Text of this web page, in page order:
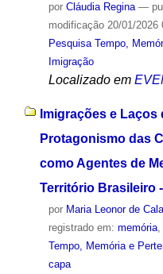
por Cláudia Regina —
modificação20/01/2026
Pesquisa Tempo,
Imigração
Localizado em
Imigrações e Laços
Protagonismo das
como Agentes de
Território Brasileiro
por Maria Leonor de
registrado em: memória,
Tempo, Memória e
capa